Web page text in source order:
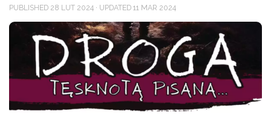
PUBLISHED 28 LUT 2024 · UPDATED 11 MAR 2024